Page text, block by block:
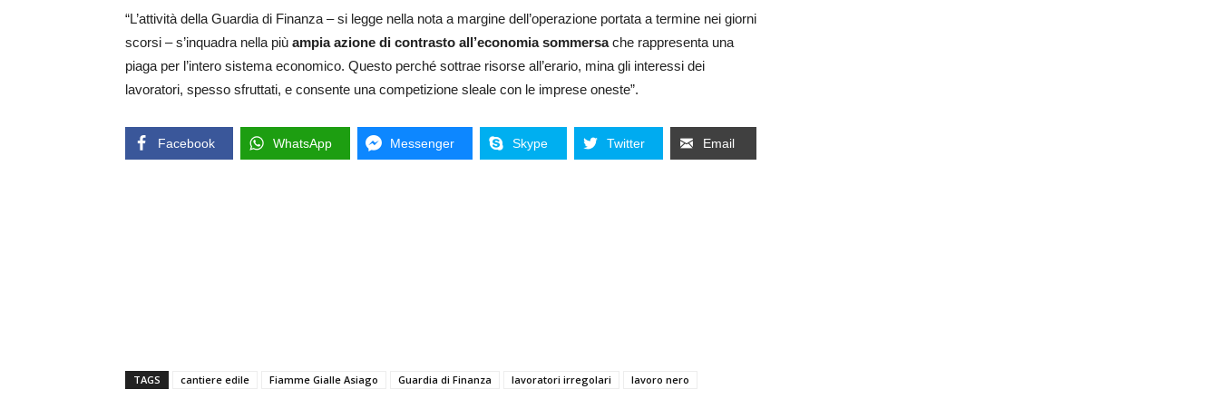
“L’attività della Guardia di Finanza – si legge nella nota a margine dell’operazione portata a termine nei giorni
scorsi – s’inquadra nella più ampia azione di contrasto all’economia sommersache rappresenta una
piaga per l’intero sistema economico. Questo perché sottrae risorse all’erario, mina gli interessi dei
lavoratori, spesso sfruttati, e consente una competizione sleale con le imprese oneste”.
Facebook WhatsApp Messenger Skype Twitter Email
TAGS cantiere edile Fiamme Gialle Asiago Guardia di Finanza lavoratori irregolari lavoro nero